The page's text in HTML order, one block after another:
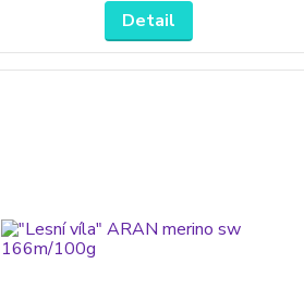
Detail